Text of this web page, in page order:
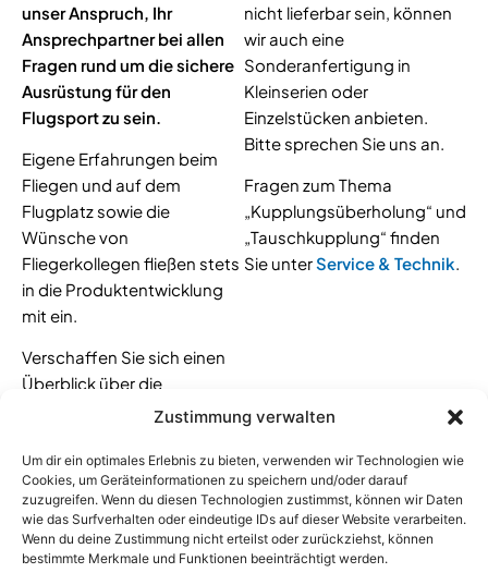
Zustimmung verwalten
Um dir ein optimales Erlebnis zu bieten, verwenden wir Technologien wie
Cookies, um Geräteinformationen zu speichern und/oder darauf
zuzugreifen. Wenn du diesen Technologien zustimmst, können wir Daten
wie das Surfverhalten oder eindeutige IDs auf dieser Website verarbeiten.
Wenn du deine Zustimmung nicht erteilst oder zurückziehst, können
bestimmte Merkmale und Funktionen beeinträchtigt werden.
unser Anspruch, Ihr
Ansprechpartner bei allen
Fragen rund um die sichere
Ausrüstung für den
Flugsport zu sein.
Eigene Erfahrungen beim
Fliegen und auf dem
Flugplatz sowie die
Wünsche von
Fliegerkollegen fließen stets
in die Produktentwicklung
mit ein.
Verschaffen Sie sich einen
Überblick über die
Vielseitigkeit unseres
Produktvielfalt, die wir
fertigen.
nicht lieferbar sein, können
wir auch eine
Sonderanfertigung in
Kleinserien oder
Einzelstücken anbieten.
Bitte sprechen Sie uns an.
Fragen zum Thema
„Kupplungsüberholung“ und
„Tauschkupplung“ finden
Sie unterService & Technik.